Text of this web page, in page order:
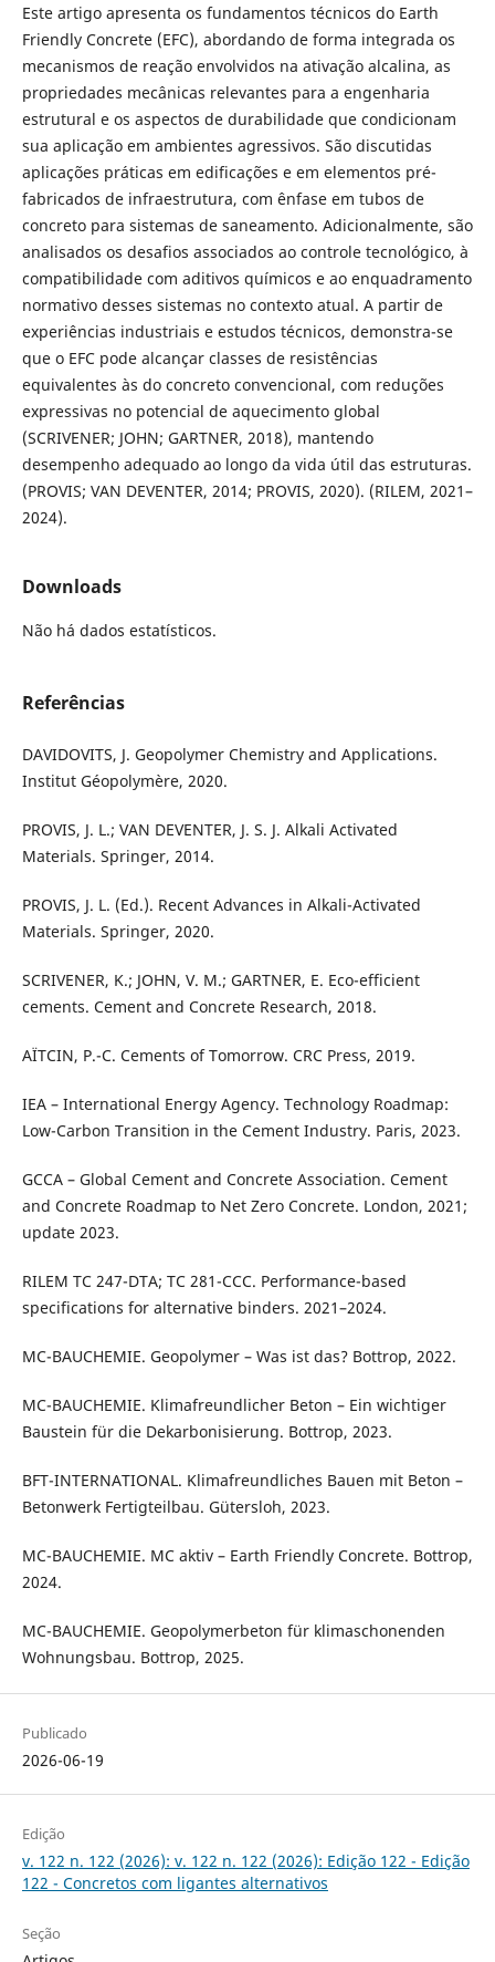
Este artigo apresenta os fundamentos técnicos do Earth
Friendly Concrete (EFC), abordando de forma integrada os
mecanismos de reação envolvidos na ativação alcalina, as
propriedades mecânicas relevantes para a engenharia
estrutural e os aspectos de durabilidade que condicionam
sua aplicação em ambientes agressivos. São discutidas
aplicações práticas em edificações e em elementos pré-
fabricados de infraestrutura, com ênfase em tubos de
concreto para sistemas de saneamento. Adicionalmente, são
analisados os desafios associados ao controle tecnológico, à
compatibilidade com aditivos químicos e ao enquadramento
normativo desses sistemas no contexto atual. A partir de
experiências industriais e estudos técnicos, demonstra-se
que o EFC pode alcançar classes de resistências
equivalentes às do concreto convencional, com reduções
expressivas no potencial de aquecimento global
(SCRIVENER; JOHN; GARTNER, 2018), mantendo
desempenho adequado ao longo da vida útil das estruturas.
(PROVIS; VAN DEVENTER, 2014; PROVIS, 2020). (RILEM, 2021–
2024).
Downloads
Não há dados estatísticos.
Referências
DAVIDOVITS, J. Geopolymer Chemistry and Applications.
Institut Géopolymère, 2020.
PROVIS, J. L.; VAN DEVENTER, J. S. J. Alkali Activated
Materials. Springer, 2014.
PROVIS, J. L. (Ed.). Recent Advances in Alkali-Activated
Materials. Springer, 2020.
SCRIVENER, K.; JOHN, V. M.; GARTNER, E. Eco-efficient
cements. Cement and Concrete Research, 2018.
AÏTCIN, P.-C. Cements of Tomorrow. CRC Press, 2019.
IEA – International Energy Agency. Technology Roadmap:
Low-Carbon Transition in the Cement Industry. Paris, 2023.
GCCA – Global Cement and Concrete Association. Cement
and Concrete Roadmap to Net Zero Concrete. London, 2021;
update 2023.
RILEM TC 247-DTA; TC 281-CCC. Performance-based
specifications for alternative binders. 2021–2024.
MC-BAUCHEMIE. Geopolymer – Was ist das? Bottrop, 2022.
MC-BAUCHEMIE. Klimafreundlicher Beton – Ein wichtiger
Baustein für die Dekarbonisierung. Bottrop, 2023.
BFT-INTERNATIONAL. Klimafreundliches Bauen mit Beton –
Betonwerk Fertigteilbau. Gütersloh, 2023.
MC-BAUCHEMIE. MC aktiv – Earth Friendly Concrete. Bottrop,
2024.
MC-BAUCHEMIE. Geopolymerbeton für klimaschonenden
Wohnungsbau. Bottrop, 2025.
Publicado
2026-06-19
Edição
v. 122 n. 122 (2026): v. 122 n. 122 (2026): Edição 122 - Edição
122 - Concretos com ligantes alternativos
Seção